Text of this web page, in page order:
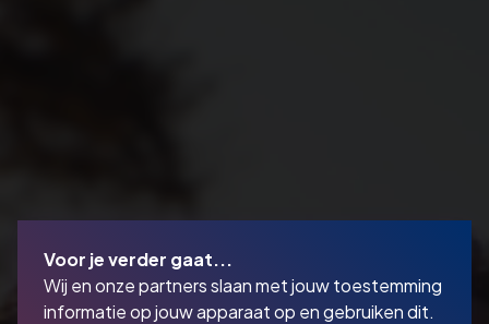
Voor je verder gaat...
Wij en onze partners slaan met jouw toestemming
informatie op jouw apparaat op en gebruiken dit.